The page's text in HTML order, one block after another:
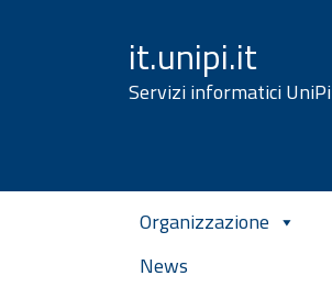
it.unipi.it
Servizi informatici UniPi
Organizzazione
News